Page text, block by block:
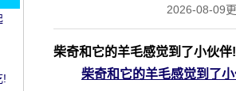
2026-08-09
柴奇和它的羊毛感觉到了小伙伴!
柴奇和它的羊毛感觉到了
!